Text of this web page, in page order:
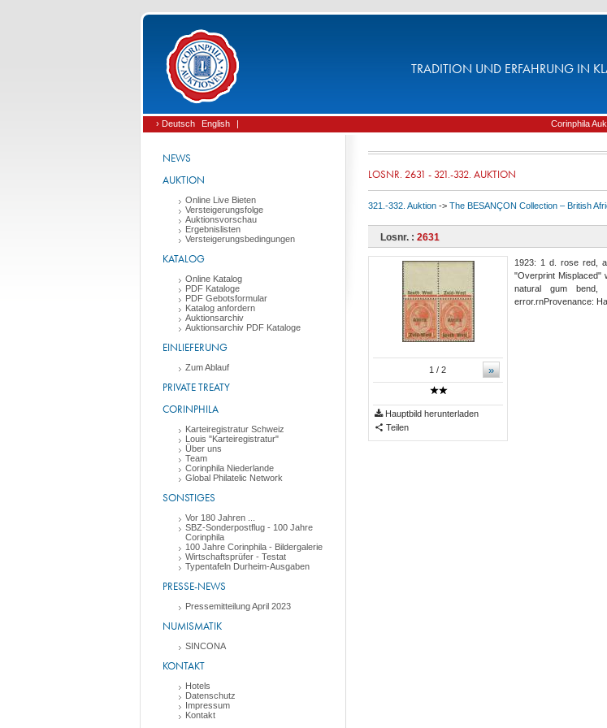
TRADITION UND ERFAHRUNG IN
› Deutsch English | Corinphila
NEWS
AUKTION
Online Live Bieten
Versteigerungsfolge
Auktionsvorschau
Ergebnislisten
Versteigerungsbedingungen
KATALOG
Online Katalog
PDF Kataloge
PDF Gebotsformular
Katalog anfordern
Auktionsarchiv
Auktionsarchiv PDF Kataloge
EINLIEFERUNG
Zum Ablauf
PRIVATE TREATY
CORINPHILA
Karteiregistratur Schweiz
Louis "Karteiregistratur"
Über uns
Team
Corinphila Niederlande
Global Philatelic Network
SONSTIGES
Vor 180 Jahren ...
SBZ-Sonderpostflug - 100 Jahre
Corinphila
100 Jahre Corinphila - Bildergalerie
Wirtschaftsprüfer - Testat
Typentafeln Durheim-Ausgaben
PRESSE-NEWS
Pressemitteilung April 2023
NUMISMATIK
SINCONA
KONTAKT
Hotels
Datenschutz
Impressum
Kontakt
LOSNR. 2631 - 321.-332. AUKTION
321.-332. Auktion -> The BESANÇON Collection – British
Losnr. : 2631
»
1 / 2
Hauptbild herunterladen
Teilen
1923: 1 d. rose red,
"Overprint Misplaced"
natural gum bend,
error.rnProvenance: